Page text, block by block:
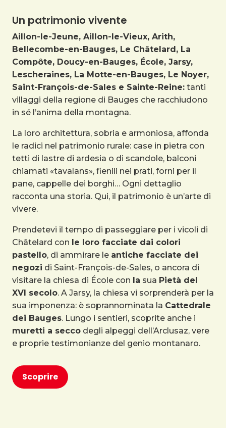
Un patrimonio vivente
Aillon-le-Jeune, Aillon-le-Vieux, Arith,
Bellecombe-en-Bauges, Le Châtelard, La
Compôte, Doucy-en-Bauges, École, Jarsy,
Lescheraines, La Motte-en-Bauges, Le Noyer,
Saint-François-de-Sales e Sainte-Reine: tanti
villaggi della regione di Bauges che racchiudono
in sé l’anima della montagna.
La loro architettura, sobria e armoniosa, affonda
le radici nel patrimonio rurale: case in pietra con
tetti di lastre di ardesia o di scandole, balconi
chiamati «tavalans», fienili nei prati, forni per il
pane, cappelle dei borghi… Ogni dettaglio
racconta una storia. Qui, il patrimonio è un’arte di
vivere.
Prendetevi il tempo di passeggiare per i vicoli di
Châtelard con le loro facciate dai colori
pastello, di ammirare le antiche facciate dei
negozi di Saint-François-de-Sales, o ancora di
visitare la chiesa di École con la sua Pietà del
XVI secolo. A Jarsy, la chiesa vi sorprenderà per la
sua imponenza: è soprannominata la Cattedrale
dei Bauges. Lungo i sentieri, scoprite anche i
muretti a secco degli alpeggi dell’Arclusaz, vere
e proprie testimonianze del genio montanaro.
Scoprire